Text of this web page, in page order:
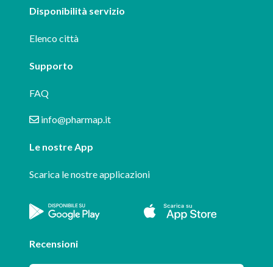
Disponibilità servizio
Elenco città
Supporto
FAQ
info@pharmap.it
Le nostre App
Scarica le nostre applicazioni
Recensioni